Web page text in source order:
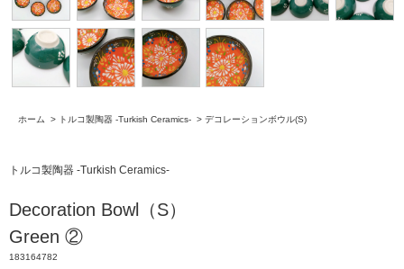
ホーム > トルコ製陶器 -Turkish Ceramics- > デコレーションボウル(S)
トルコ製陶器 -Turkish Ceramics-
Decoration Bowl（S）
Green ②
183164782